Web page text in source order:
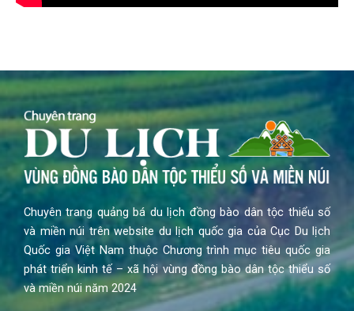
Chuyên trang quảng bá du lịch đồng bào dân tộc thiểu số
và miền núi trên website du lịch quốc gia của Cục Du lịch
Quốc gia Việt Nam thuộc Chương trình mục tiêu quốc gia
phát triển kinh tế – xã hội vùng đồng bào dân tộc thiểu số
và miền núi năm 2024